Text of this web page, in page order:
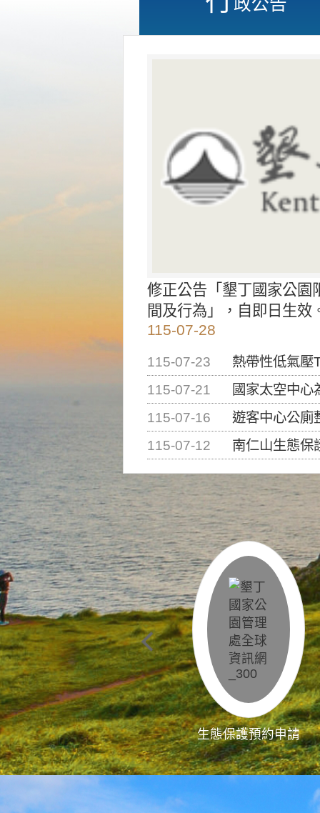
修正公告「墾丁國家公園
間及行為」，自即日生效
115-07-28
115-07-23
熱帶性低氣壓
115-07-21
國家太空中心為辦理
115-07-16
遊客中心公廁
115-07-12
南仁山生態保護區步道已完成
生態保護預約申請